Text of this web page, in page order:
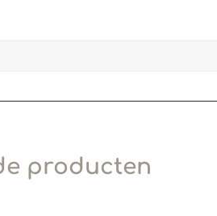
producten